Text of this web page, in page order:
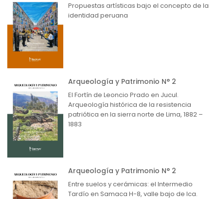
Propuestas artísticas bajo el concepto de la
identidad peruana
Arqueología y Patrimonio N° 2
El Fortín de Leoncio Prado en Jucul.
Arqueología histórica de la resistencia
patriótica en la sierra norte de Lima, 1882 –
1883
Arqueología y Patrimonio N° 2
Entre suelos y cerámicas: el Intermedio
Tardío en Samaca H-8, valle bajo de Ica.